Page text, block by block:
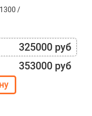
/
325000 руб
353000 руб